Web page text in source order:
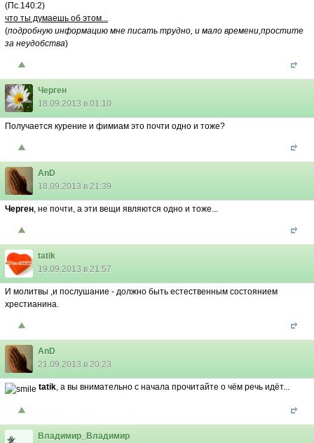
(Пс.140:2)
что ты думаешь об этом...
(подробную информацию мне писать трудно, и мало времени,простите
за неудобства)
Черген
18.09.2013 в 01:10
Получается курение и фимиам это почти одно и тоже?
AnD
18.09.2013 в 21:39
Черген, не почти, а эти вещи являются одно и тоже...
tatik
19.09.2013 в 21:57
И молитвы ,и послушание - должно быть естественным состоянием
хрестианина.
AnD
21.09.2013 в 20:23
tatik, а вы внимательно с начала прочитайте о чём речь идёт...
Владимир_Владимир